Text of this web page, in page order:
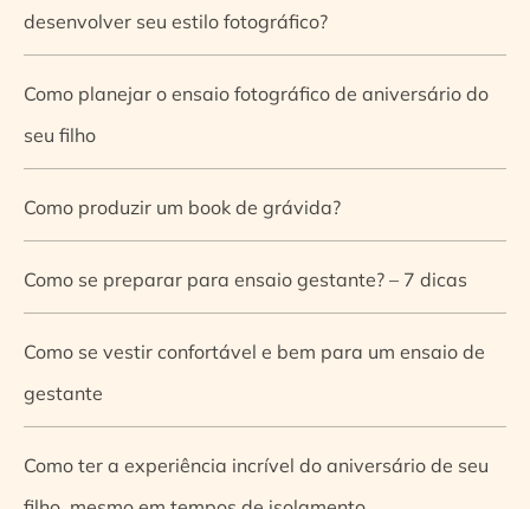
desenvolver seu estilo fotográfico?
Como planejar o ensaio fotográfico de aniversário do
seu filho
Como produzir um book de grávida?
Como se preparar para ensaio gestante? – 7 dicas
Como se vestir confortável e bem para um ensaio de
gestante
Como ter a experiência incrível do aniversário de seu